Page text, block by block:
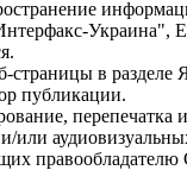
Украина",
страницы в разделе
публикации.
перепечатка
или
правообладателю